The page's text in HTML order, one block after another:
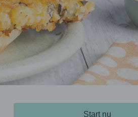
Start nu